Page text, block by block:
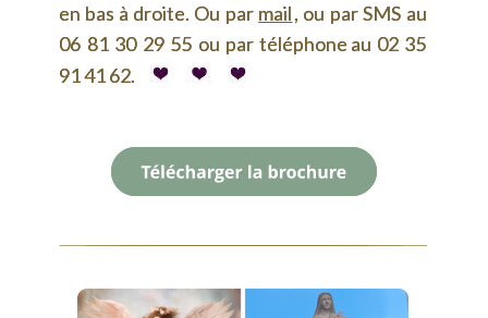
en bas à droite. Ou par mail, ou par SMS au
06 81 30 29 55 ou par téléphone au 02 35
91 41 62.
en bas à droite. Ou par mail, ou par SMS au
06 81 30 29 55 ou par téléphone au 02 35
91 41 62.